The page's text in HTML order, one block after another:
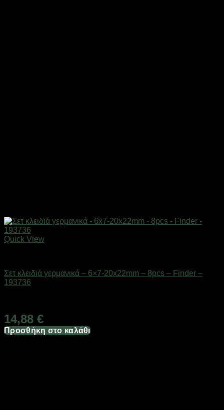
Quick View
Σετ κλειδιά γερμανικά – 6×7-20x22mm – 8pcs – Finder –
193736
14,88 €
Προσθήκη στο καλάθι